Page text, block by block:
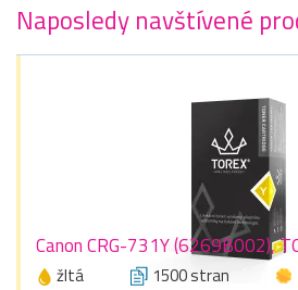
Naposledy navštívené
Canon CRG-731Y (6269B002),
žltá 1500 stran